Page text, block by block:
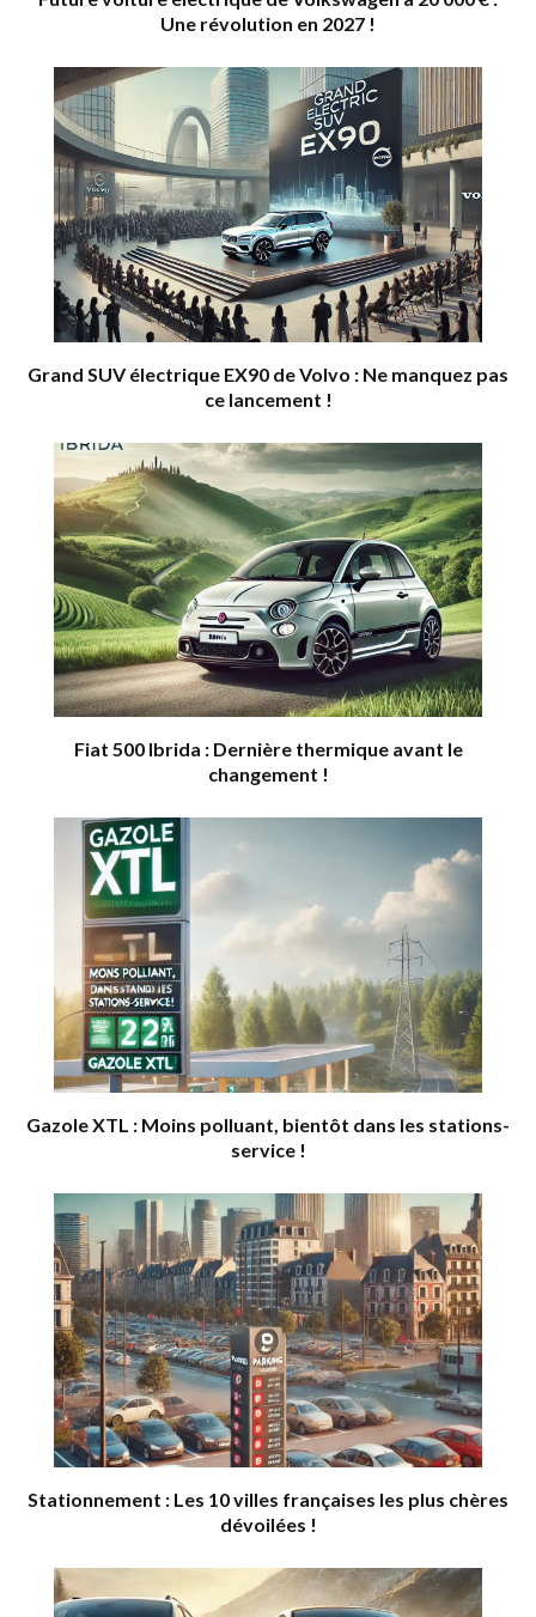
Une révolution en 2027 !
Grand SUV électrique EX90 de Volvo : Ne manquez pas
ce lancement !
Fiat 500 Ibrida : Dernière thermique avant le
changement !
Gazole XTL : Moins polluant, bientôt dans les stations-
service !
Stationnement : Les 10 villes françaises les plus chères
dévoilées !